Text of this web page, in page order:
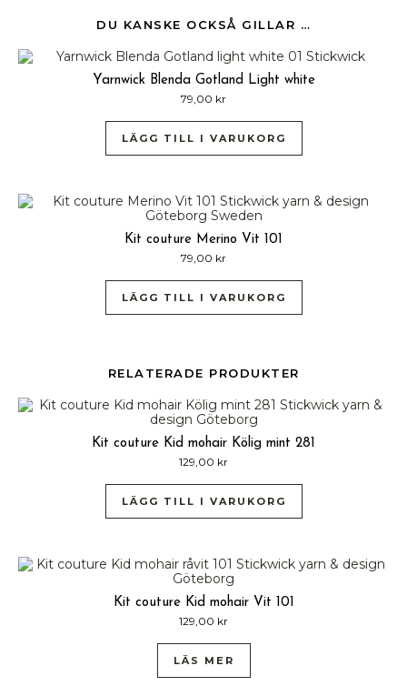
DU KANSKE OCKSÅ GILLAR …
Yarnwick Blenda Gotland Light white
79,00 kr
LÄGG TILL I VARUKORG
Kit couture Merino Vit 101
79,00 kr
LÄGG TILL I VARUKORG
RELATERADE PRODUKTER
Kit couture Kid mohair Kölig mint 281
129,00 kr
LÄGG TILL I VARUKORG
Kit couture Kid mohair Vit 101
129,00 kr
LÄS MER